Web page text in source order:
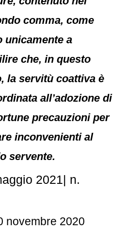
comma, come
unicamente a
che, in questo
la servitù coattiva è
all’adozione di
precauzioni per
inconvenienti al
servente.
2021| n.
novembre 2020